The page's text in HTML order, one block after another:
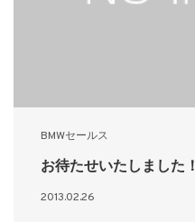
BMWセールス
お待たせいたしました！
2013.02.26